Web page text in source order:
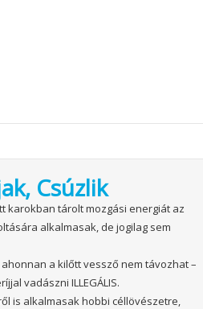
Csúzlik
karokban tárolt mozgási energiát az
alkalmasak, de jogilag sem
a kilőtt vessző nem távozhat –
vadászni ILLEGÁLIS.
is alkalmasak hobbi céllövészetre,